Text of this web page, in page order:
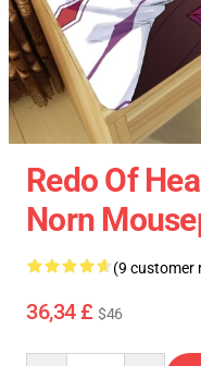
Redo Of
Norn
(9 customer
36,34 £ $46